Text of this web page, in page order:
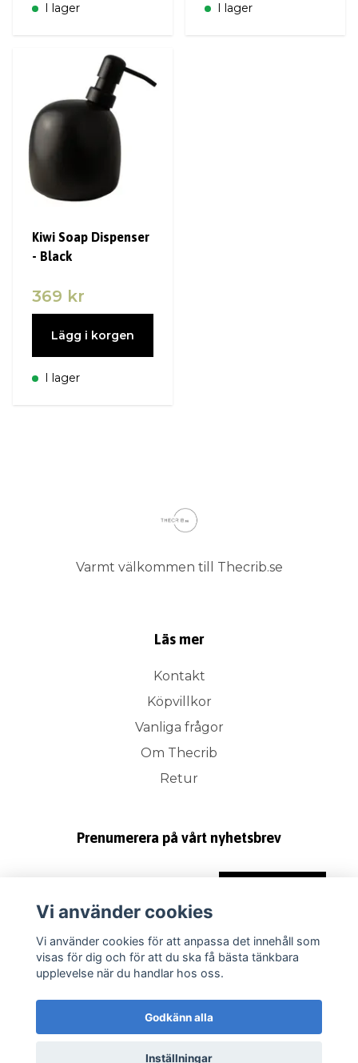
I lager I lager
Kiwi Soap Dispenser
- Black
369 kr
Lägg i korgen
I lager
Varmt välkommen till Thecrib.se
Läs mer
Kontakt
Köpvillkor
Vanliga frågor
Om Thecrib
Retur
Prenumerera på vårt nyhetsbrev
Vi använder cookies
Vi använder cookies för att anpassa det innehåll som
visas för dig och för att du ska få bästa tänkbara
upplevelse när du handlar hos oss.
Godkänn alla
Inställningar